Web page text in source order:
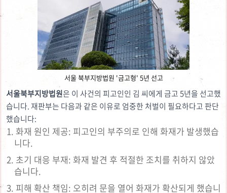
서울 북부지방법원 '금고형' 5년 선고
서울북부지방법원은 이 사건의 피고인인 김 씨에게 금고 5년을 선고했
습니다. 재판부는 다음과 같은 이유로 엄중한 처벌이 필요하다고 판단
했습니다:
화재 원인 제공: 피고인의 부주의로 인해 화재가 발생했습
니다.
초기 대응 부재: 화재 발견 후 적절한 조치를 취하지 않았
습니다.
피해 확산 책임: 오히려 문을 열어 화재가 확산되게 했습니